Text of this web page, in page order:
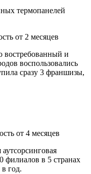
термопанелей
от 2 месяцев
востребованный и
воспользовались
сразу 3 франшизы,
от 4 месяцев
в 5 странах
год.